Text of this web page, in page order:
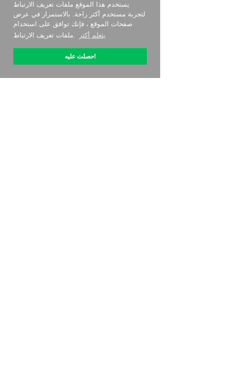
يستخدم هذا الموقع ملفات تعريف الارتباط
لتجربة مستخدم أكثر راحة. بالاستمرار في عرض
صفحات الموقع ، فإنك توافق على استخدام
ملفات تعريف الارتباط.
يتعلم أكثر
حصلت عليه!